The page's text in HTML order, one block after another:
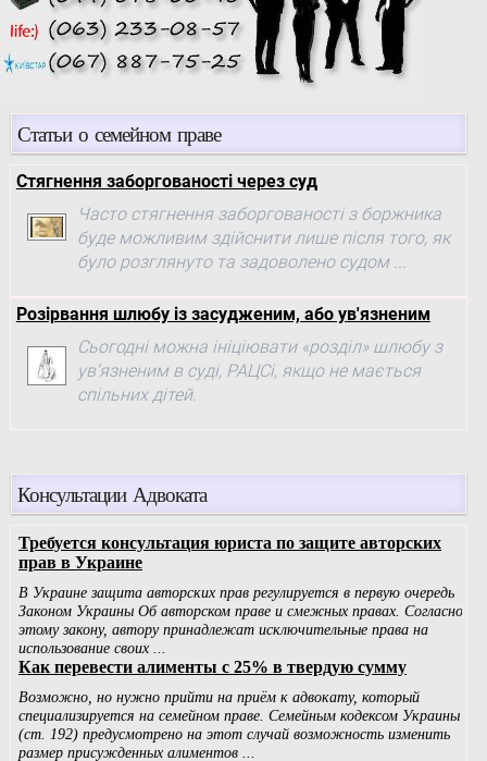
Статьи о семейном праве
Стягнення заборгованості через суд
Часто стягнення заборгованості з боржника
буде можливим здійснити лише після того, як
було розглянуто та задоволено судом ...
Розірвання шлюбу із засудженим, або ув'язненим
Сьогодні можна ініціювати «розділ» шлюбу з
ув'язненим в суді, РАЦСі, якщо не мається
спільних дітей.
Консультации Адвоката